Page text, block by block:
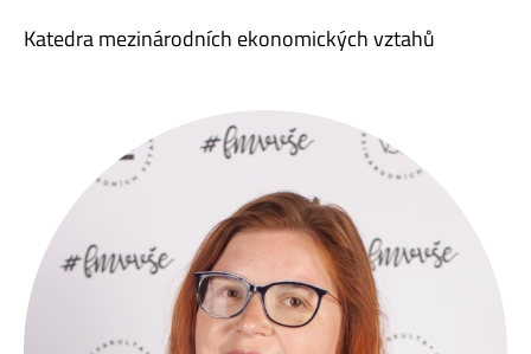
Katedra mezinárodních ekonomických vztahů